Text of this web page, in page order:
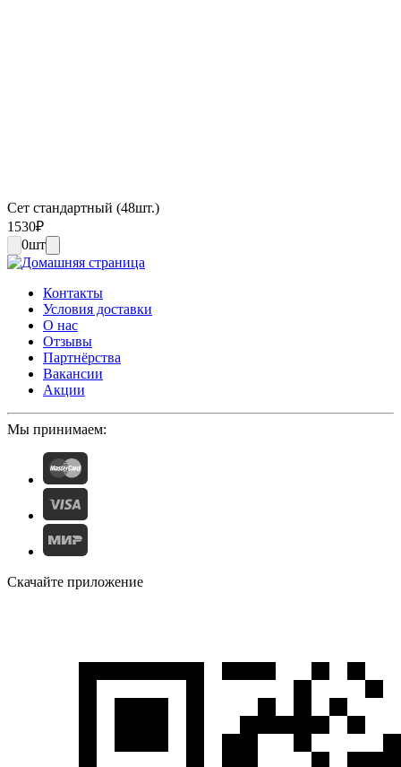
Сет стандартный (48шт.)
1530₽
0шт
Контакты
Условия доставки
О нас
Отзывы
Партнёрства
Вакансии
Акции
Мы принимаем:
Скачайте приложение